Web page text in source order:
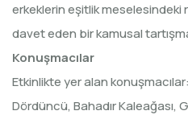
erkeklerin eşitlik
davet eden bir kamusal
Konuşmacılar
Etkinlikte yer alan
Dördüncü, Bahadır Kaleağası,